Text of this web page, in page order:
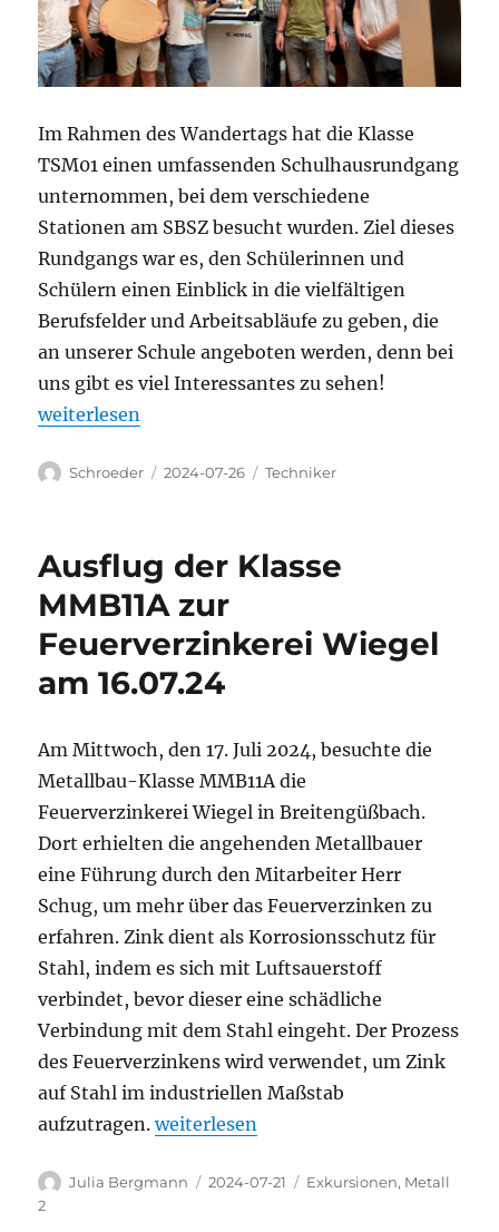
Im Rahmen des Wandertags hat die Klasse
TSM01 einen umfassenden Schulhausrundgang
unternommen, bei dem verschiedene
Stationen am SBSZ besucht wurden. Ziel dieses
Rundgangs war es, den Schülerinnen und
Schülern einen Einblick in die vielfältigen
Berufsfelder und Arbeitsabläufe zu geben, die
an unserer Schule angeboten werden, denn bei
uns gibt es viel Interessantes zu sehen!
„Schulhausrundgang der TSM01“
weiterlesen
Autor
Schroeder
Veröffentlicht
2024-07-26 Kategorien
Techniker
Ausflug der Klasse
MMB11A zur
Feuerverzinkerei Wiegel
am 16.07.24
Am Mittwoch, den 17. Juli 2024, besuchte die
Metallbau-Klasse MMB11A die
Feuerverzinkerei Wiegel in Breitengüßbach.
Dort erhielten die angehenden Metallbauer
eine Führung durch den Mitarbeiter Herr
Schug, um mehr über das Feuerverzinken zu
erfahren. Zink dient als Korrosionsschutz für
Stahl, indem es sich mit Luftsauerstoff
verbindet, bevor dieser eine schädliche
Verbindung mit dem Stahl eingeht. Der Prozess
des Feuerverzinkens wird verwendet, um Zink
auf Stahl im industriellen Maßstab
aufzutragen.„Ausflug der Klasse MMB11A zur
weiterlesen
Autor
Julia Bergmann
Veröffentlicht
2024-07-21 Kategorien
Exkursionen, Metall
2